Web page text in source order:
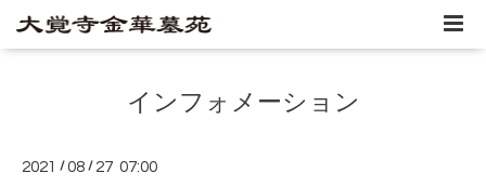
インフォメーション
2021 /08 / 27 07:00